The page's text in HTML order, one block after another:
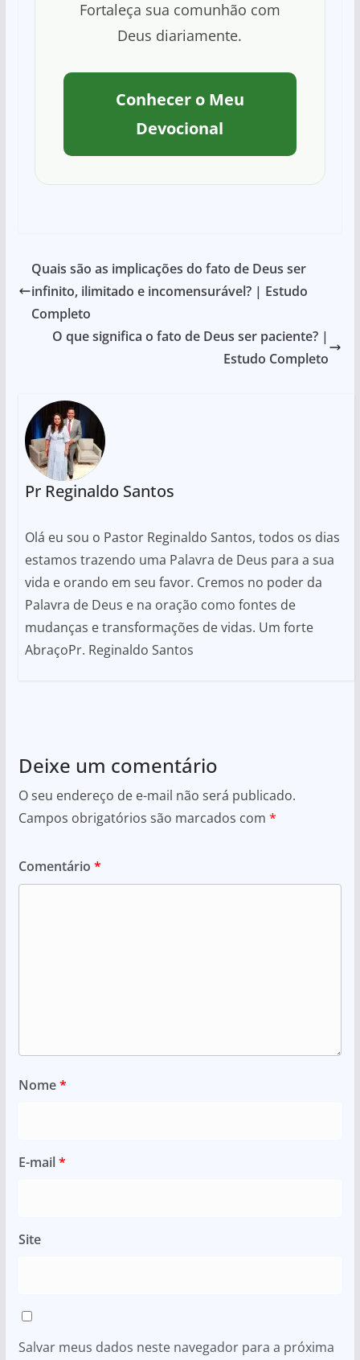
Fortaleça sua comunhão com
Deus diariamente.
Conhecer o Meu
Devocional
Quais são as implicações do fato de Deus ser
infinito, ilimitado e incomensurável? | Estudo
Completo
O que significa o fato de Deus ser paciente? |
Estudo Completo
Pr Reginaldo Santos
Olá eu sou o Pastor Reginaldo Santos, todos os dias
estamos trazendo uma Palavra de Deus para a sua
vida e orando em seu favor. Cremos no poder da
Palavra de Deus e na oração como fontes de
mudanças e transformações de vidas. Um forte
AbraçoPr. Reginaldo Santos
Deixe um comentário
O seu endereço de e-mail não será publicado.
Campos obrigatórios são marcados com *
Comentário *
Nome*
E-mail*
Site
Salvar meus dados neste navegador para a próxima